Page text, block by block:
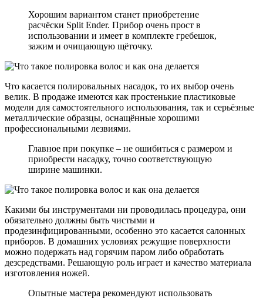
Хорошим вариантом станет приобретение
расчёски Split Ender. Прибор очень прост в
использовании и имеет в комплекте гребешок,
зажим и очищающую щёточку.
Что касается полировальных насадок, то их выбор очень
велик. В продаже имеются как простенькие пластиковые
модели для самостоятельного использования, так и серьёзные
металлические образцы, оснащённые хорошими
профессиональными лезвиями.
Главное при покупке – не ошибиться с размером и
приобрести насадку, точно соответствующую
ширине машинки.
Какими бы инструментами ни проводилась процедура, они
обязательно должны быть чистыми и
продезинфицированными, особенно это касается салонных
приборов. В домашних условиях режущие поверхности
можно подержать над горячим паром либо обработать
дезсредствами. Решающую роль играет и качество материала
изготовления ножей.
Опытные мастера рекомендуют использовать